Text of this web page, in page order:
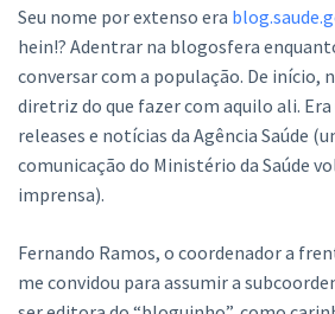
Seu nome por extenso era
hein!? Adentrar na blogosfera
conversar com a população. De início,
diretriz do que fazer com aquilo ali.
releases e notícias da Agência Saúde
comunicação do Ministério da Saúde
imprensa).
Fernando Ramos, o coordenador a
me convidou para assumir a